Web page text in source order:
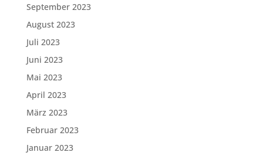
September 2023
August 2023
Juli 2023
Juni 2023
Mai 2023
April 2023
März 2023
Februar 2023
Januar 2023